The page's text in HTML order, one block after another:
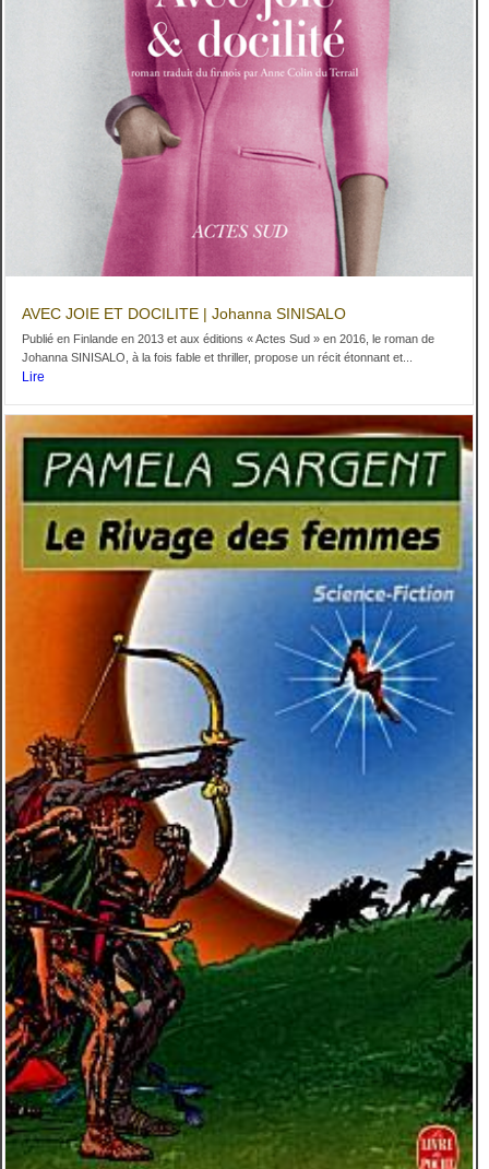
AVEC JOIE ET DOCILITE | Johanna SINISALO
Publié en Finlande en 2013 et aux éditions « Actes Sud » en 2016, le roman de
Johanna SINISALO, à la fois fable et thriller, propose un récit étonnant et...
Lire